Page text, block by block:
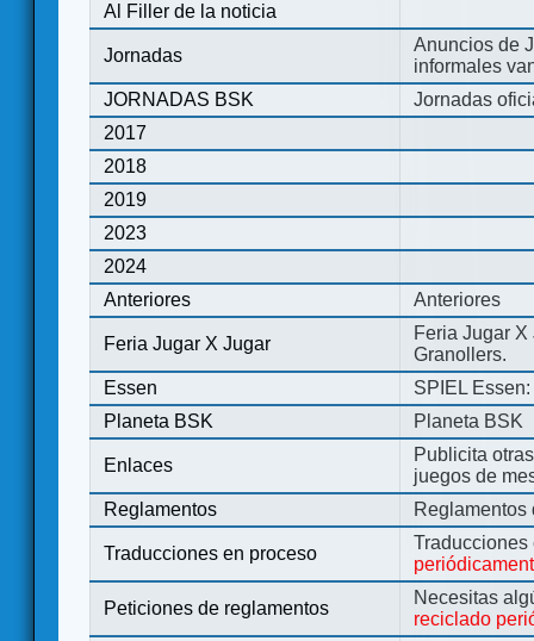
Al Filler de la noticia
Jornadas
Anuncios de
informales
JORNADAS BSK
Jornadas
2017
2018
2019
2023
2024
Anteriores
Anteriores
Feria Jugar X Jugar
Feria Jugar
Granollers.
Essen
SPIEL
Planeta BSK
Planeta BSK
Enlaces
Publicita
juegos de
Reglamentos
Reglamentos
Traducciones en proceso
Peticiones de reglamentos
Necesitas
reciclado